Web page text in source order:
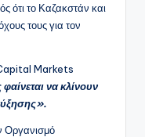
ότι το Καζακστάν και
τους για τον
Markets
να κλίνουν
Οργανισμό